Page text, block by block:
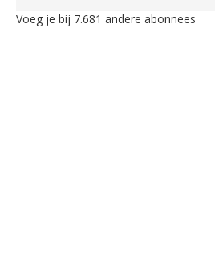
Voeg je bij 7.681 andere abonnees